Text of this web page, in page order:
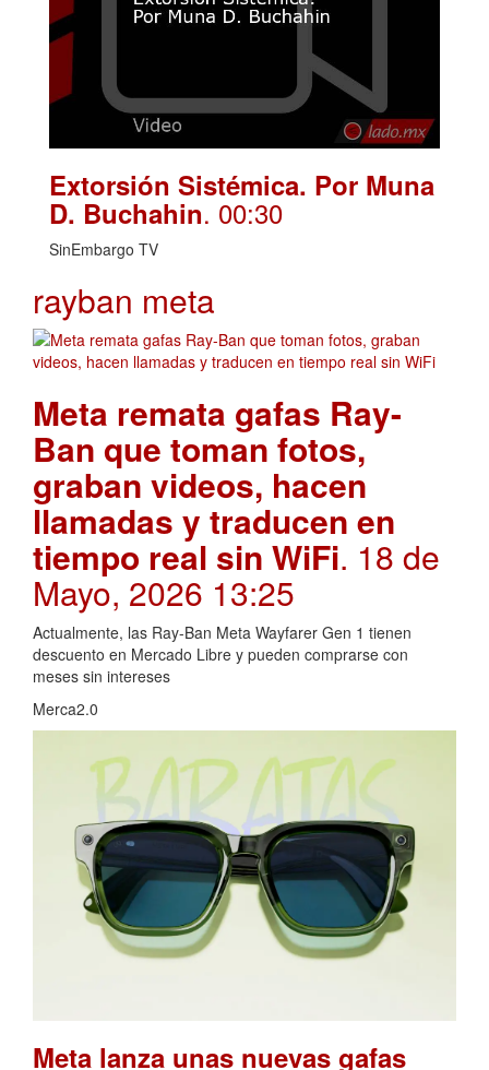
Extorsión Sistémica. Por Muna
D. Buchahin. 00:30
SinEmbargo TV
rayban meta
Meta remata gafas Ray-
Ban que toman fotos,
graban videos, hacen
llamadas y traducen en
tiempo real sin WiFi. 18 de
Mayo, 2026 13:25
Actualmente, las Ray-Ban Meta Wayfarer Gen 1 tienen
descuento en Mercado Libre y pueden comprarse con
meses sin intereses
Merca2.0
Meta lanza unas nuevas gafas